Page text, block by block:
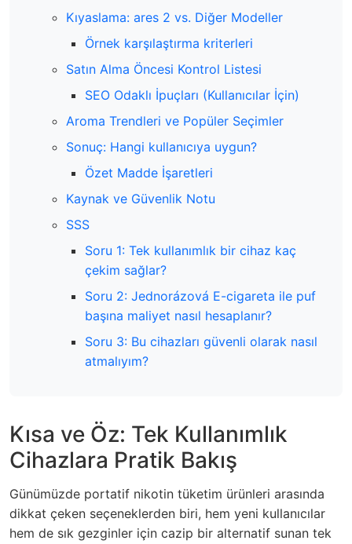
Kıyaslama: ares 2 vs. Diğer Modeller
Örnek karşılaştırma kriterleri
Satın Alma Öncesi Kontrol Listesi
SEO Odaklı İpuçları (Kullanıcılar İçin)
Aroma Trendleri ve Popüler Seçimler
Sonuç: Hangi kullanıcıya uygun?
Özet Madde İşaretleri
Kaynak ve Güvenlik Notu
SSS
Soru 1: Tek kullanımlık bir cihaz kaç
çekim sağlar?
Soru 2: Jednorázová E-cigareta ile puf
başına maliyet nasıl hesaplanır?
Soru 3: Bu cihazları güvenli olarak nasıl
atmalıyım?
Kısa ve Öz: Tek Kullanımlık
Cihazlara Pratik Bakış
Günümüzde portatif nikotin tüketim ürünleri arasında
dikkat çeken seçeneklerden biri, hem yeni kullanıcılar
hem de sık gezginler için cazip bir alternatif sunan tek